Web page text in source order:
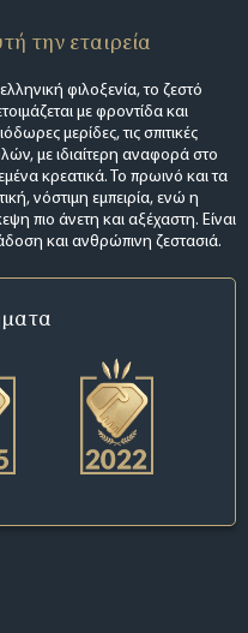
την εταιρεία
φιλοξενία, το ζεστό
με φροντίδα και
μερίδες, τις σπιτικές
με ιδιαίτερη αναφορά στο
κρεατικά. Το πρωινό και τα
νόστιμη εμπειρία, ενώ η
πιο άνετη και αξέχαστη. Είναι
και ανθρώπινη ζεστασιά.